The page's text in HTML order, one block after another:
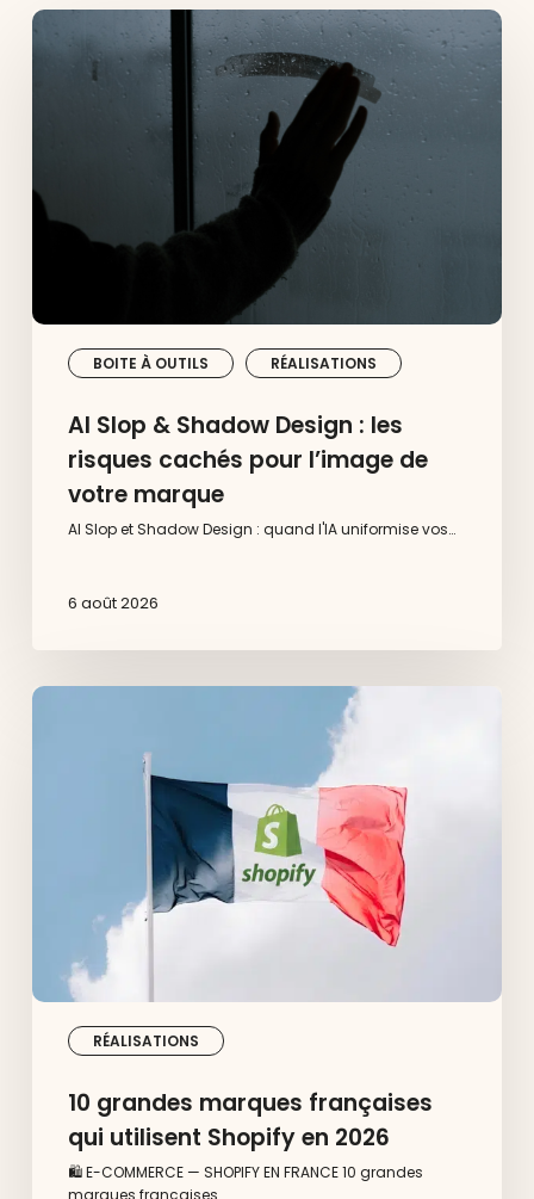
BOITE À OUTILS RÉALISATIONS
AI
Shadow
cachés
pour
l’image
marque
AI Slop & Shadow Design : les
risques cachés pour l’image de
votre marque
AI Slop et Shadow Design : quand l'IA uniformise vos…
6 août 2026
RÉALISATIONS
10
10 grandes marques françaises
qui utilisent Shopify en 2026
🛍️ E-COMMERCE — SHOPIFY EN FRANCE 10 grandes
marques françaises…